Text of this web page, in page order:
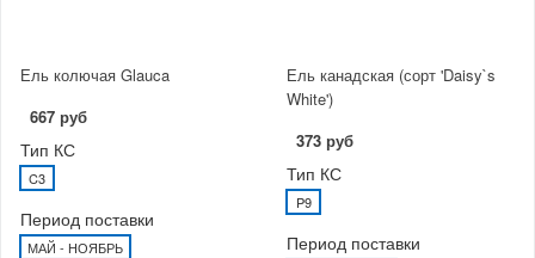
Ель колючая Glauca
667 руб
Тип КС
C3
Период поставки
МАЙ - НОЯБРЬ
Ель канадская (сорт 'Daisy`s
White')
373 руб
Тип КС
P9
Период поставки